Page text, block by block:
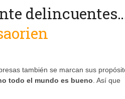
también se marcan sus
todo el mundo es bueno. Así que